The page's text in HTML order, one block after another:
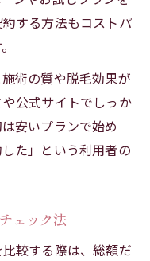
する方法もコストパ
術の質や脱毛効果が
公式サイトでしっか
安いプランで始め
た」という利用者の
ェック法
較する際は、総額だ